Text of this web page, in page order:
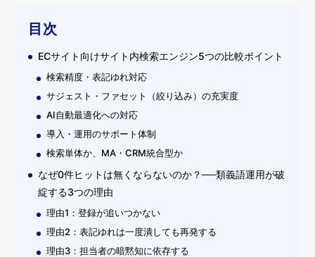
目次
ECサイト向けサイト内検索エンジン5つの比較ポイント
検索精度・表記ゆれ対応
サジェスト・ファセット（絞り込み）の充実度
AI自動最適化への対応
導入・運用のサポート体制
検索単体か、MA・CRM統合型か
なぜ0件ヒットは無くならないのか？──類義語運用が破
綻する3つの理由
理由1：登録が追いつかない
理由2：表記ゆれは一度潰しても再発する
理由3：担当者の暗黙知に依存する